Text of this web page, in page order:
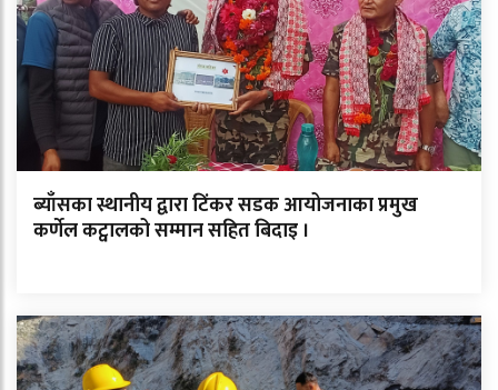
ब्याँसका स्थानीय द्वारा टिंकर सडक आयोजनाका प्रमुख
कर्णेल कट्वालको सम्मान सहित बिदाइ ।